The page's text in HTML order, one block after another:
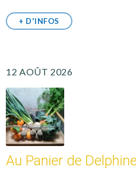
+ D'INFOS
12 AOÛT 2026
Au Panier de Delphine